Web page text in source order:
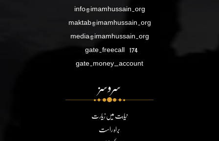
info@imamhussain.org
maktab@imamhussain.org
media@imamhussain.org
gate.freecall 174
gate.money_account
سروسز
نیابت میں زیارت
براہ راست